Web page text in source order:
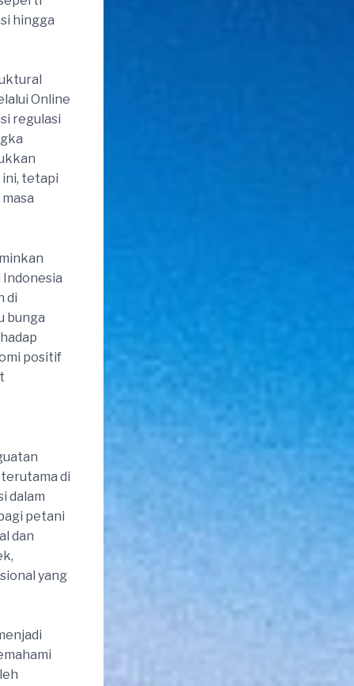
hingga
Online
regulasi
tetapi
di
bunga
positif
di
dalam
petani
dan
yang